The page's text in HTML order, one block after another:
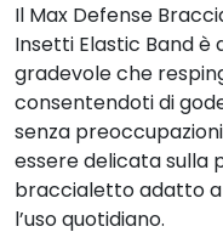
Il Max Defense
Insetti Elastic Band
gradevole che
consentendoti di
senza
essere delicata sulla
braccialetto adatto
l’uso quotidiano.